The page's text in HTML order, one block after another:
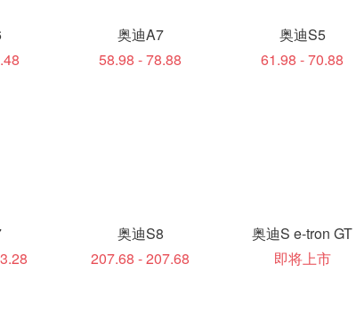
奥迪A7
58.98 - 78.88
奥迪S5
61.98 - 70.88
奥迪S8
207.68 - 207.68
奥迪S e-tron GT
即将上市